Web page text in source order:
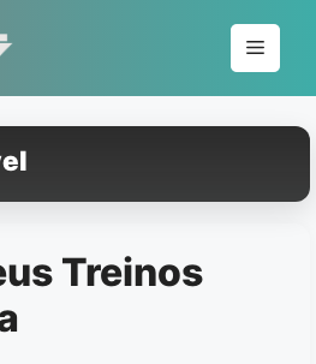
Menu
Treinos